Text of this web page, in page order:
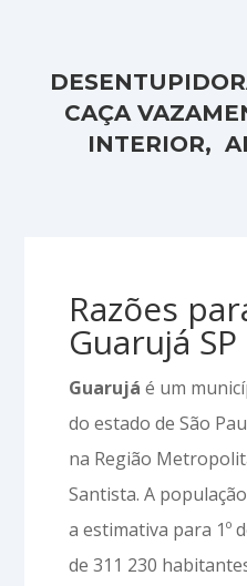
CAÇA
INTERIOR,
Razões
Guarujá SP
Guarujá é um
do estado de São
na Região
Santista. A
a estimativa para 1º
de 311 230